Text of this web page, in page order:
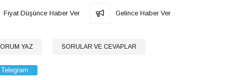
Fiyat Düşünce Haber Ver Gelince Haber Ver
YAZ SORULAR VE CEVAPLAR
Telegram